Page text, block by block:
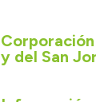
y del San